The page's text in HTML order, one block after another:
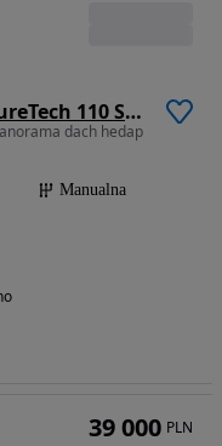
Citroën Berlingo Multispace PureTech 110 SHINE
dach hedap
Manualna
39 000 PLN